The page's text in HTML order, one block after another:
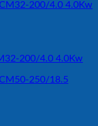
200/4.0 4.0Kw